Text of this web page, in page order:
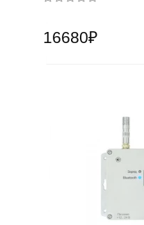
16680₽